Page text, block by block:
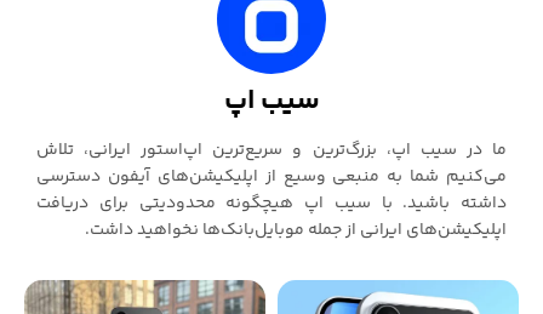
سیب اپ
ما در سیب ‌اپ، بزرگ‌ترین و سریع‌ترین اپ‌استور ایرانی، تلاش
می‌کنیم شما به منبعی وسیع از اپلیکیشن‌های آیفون دسترسی
داشته باشید. با سیب ‌اپ هیچگونه محدودیتی برای دریافت
اپلیکیشن‌های ایرانی از جمله موبایل‌بانک‌ها نخواهید داشت.